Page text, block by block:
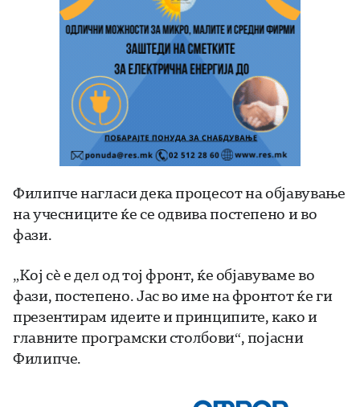
Филипче нагласи дека процесот на објавување
на учесниците ќе се одвива постепено и во
фази.
„Кој сè е дел од тој фронт, ќе објавуваме во
фази, постепено. Јас во име на фронтот ќе ги
презентирам идеите и принципите, како и
главните програмски столбови“, појасни
Филипче.